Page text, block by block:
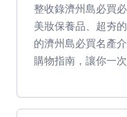
整收錄濟州島必買
美妝保養品、超夯
的濟州島必買名產
購物指南，讓你一